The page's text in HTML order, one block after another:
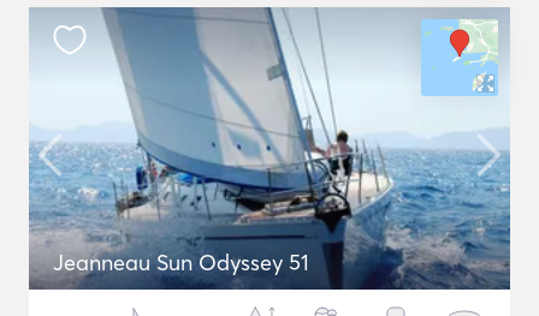
Jeanneau Sun Odyssey 51